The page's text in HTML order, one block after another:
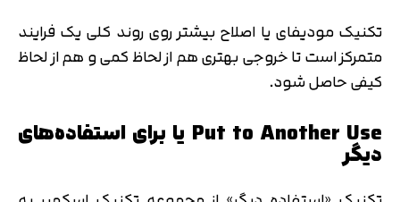
تکنیک مودیفای یا اصلاح بیشتر روی روند کلی یک فرایند
متمرکز است تا خروجی بهتری هم از لحاظ کمی و هم از لحاظ
کیفی حاصل شود.
Put to Another Use یا برای استفاده‌های
دیگر